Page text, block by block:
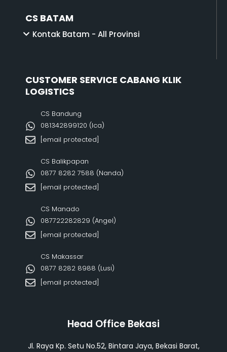
CS BATAM
Kontak Batam - All Provinsi
CUSTOMER SERVICE CABANG KLIK
LOGISTICS
CS Bandung
081342899120‬ (Ica)
[email protected]
CS Balikpapan
0877 8282 7588 (Nanda)
[email protected]
CS Manado
087722282829 (Angel)
[email protected]
CS Makassar
0877 8282 8988 (Lusi)
[email protected]
Head Office Bekasi
Jl. Raya Kp. Setu No.52, Bintara Jaya, Bekasi Barat,